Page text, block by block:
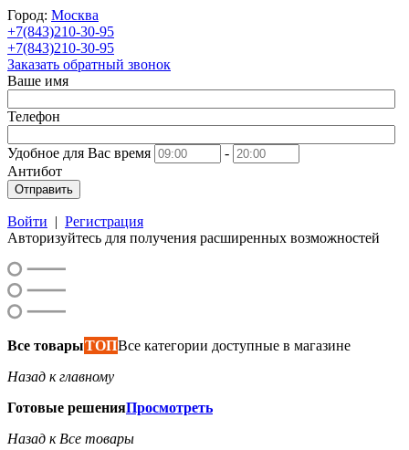
Город: Москва
+7(843)210-30-95
+7(843)210-30-95
Заказать обратный звонок
Ваше имя
Телефон
Удобное для Вас время
-
Антибот
Отправить
Войти | Регистрация
Авторизуйтесь для получения расширенных возможностей
Все товарыТОПВсе категории доступные в магазине
Назад к главному
Готовые решенияПросмотреть
Назад к Все товары